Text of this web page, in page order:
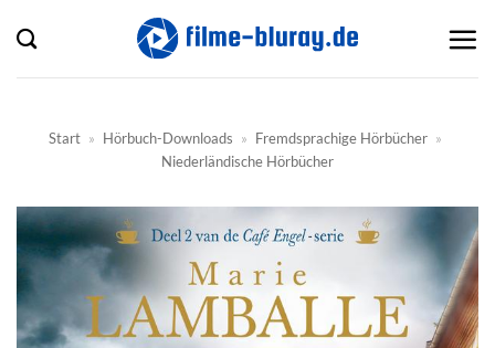
Inhalt
springen
Start » Hörbuch-Downloads » Fremdsprachige Hörbücher »
Niederländische Hörbücher